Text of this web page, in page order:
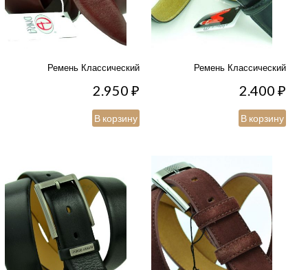
Ремень Классический
2.950₽
В корзину
Ремень Классический
2.400₽
В корзину